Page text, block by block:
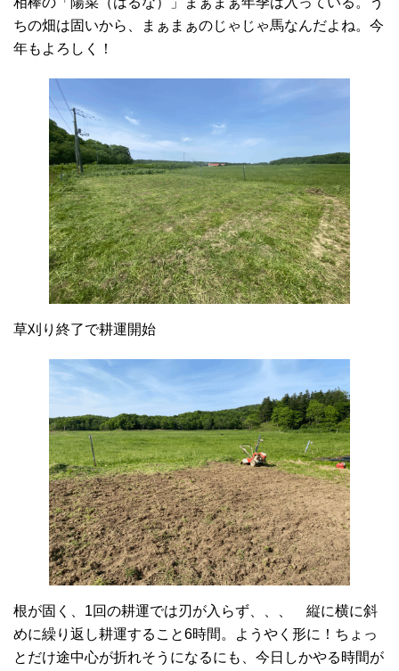
ちの畑は固いから、まぁまぁのじゃじゃ馬なんだよね。今
年もよろしく！
草刈り終了で耕運開始
根が固く、1回の耕運では刃が入らず、、、 縦に横に斜
めに繰り返し耕運すること6時間。ようやく形に！ちょっ
とだけ途中心が折れそうになるにも、今日しかやる時間が